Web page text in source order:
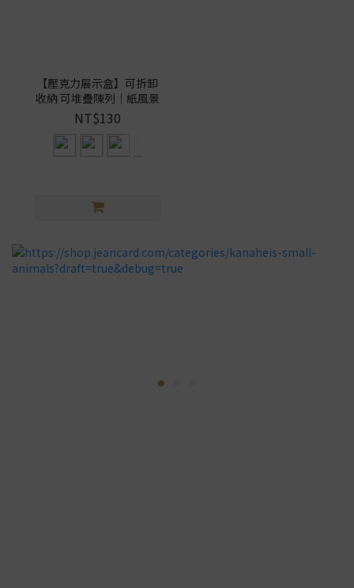
【壓克力展示盒】可拆卸
收納 可堆疊陳列｜紙風景
NT$130